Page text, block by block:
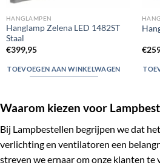
HANGLAMPEN
Hanglamp Zelena LED 1482ST
Staal
€399,95
TOEVOEGEN AAN WINKELWAGEN
€
Waarom kiezen voor
Bij Lampbestellen begrijpen we dat
verlichting en ventilatoren een
streven we ernaar om onze klanten